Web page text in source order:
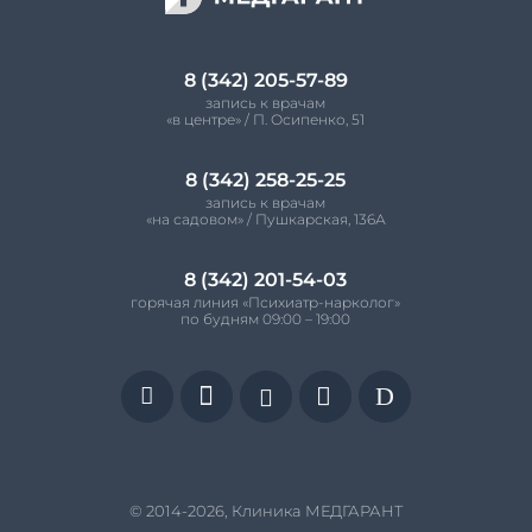
8 (342) 205-57-89
запись к врачам
«в центре» / П. Осипенко, 51
8 (342) 258-25-25
запись к врачам
«на садовом» / Пушкарская, 136А
8 (342) 201-54-03
горячая линия «Психиатр-нарколог»
по будням 09:00 – 19:00
    D
© 2014-2026, Клиника МЕДГАРАНТ